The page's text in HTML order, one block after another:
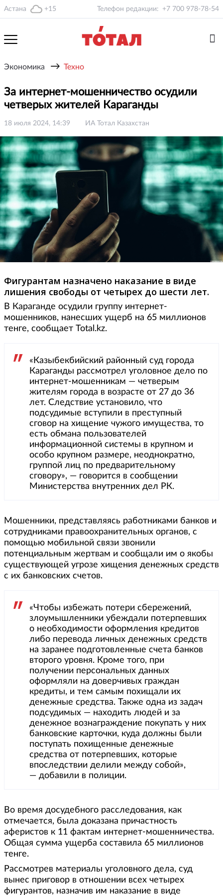
Астана +15 Телефон редакции: +7 700 978-78-54
Экономика → Техно
За интернет-мошенничество осудили
четверых жителей Караганды
18 июля 2024, 14:39 ИА Тотал Казахстан
Фигурантам назначено наказание в виде
лишения свободы от четырех до шести лет.
В Караганде осудили группу интернет-
мошенников, нанесших ущерб на 65 миллионов
тенге, сообщает Total.kz.
«Казыбекбийский районный суд города
Караганды рассмотрел уголовное дело по
интернет-мошенникам — четверым
жителям города в возрасте от 27 до 36
лет. Следствие установило, что
подсудимые вступили в преступный
сговор на хищение чужого имущества, то
есть обмана пользователей
информационной системы в крупном и
особо крупном размере, неоднократно,
группой лиц по предварительному
сговору», — говорится в сообщении
Министерства внутренних дел РК.
Мошенники, представляясь работниками банков и
сотрудниками правоохранительных органов, с
помощью мобильной связи звонили
потенциальным жертвам и сообщали им о якобы
существующей угрозе хищения денежных средств
с их банковских счетов.
«Чтобы избежать потери сбережений,
злоумышленники убеждали потерпевших
о необходимости оформления кредитов
либо перевода личных денежных средств
на заранее подготовленные счета банков
второго уровня. Кроме того, при
получении персональных данных
оформляли на доверчивых граждан
кредиты, и тем самым похищали их
денежные средства. Также одна из задач
подсудимых — находить людей и за
денежное вознаграждение покупать у них
банковские карточки, куда должны были
поступать похищенные денежные
средства от потерпевших, которые
впоследствии делили между собой»,
— добавили в полиции.
Во время досудебного расследования, как
отмечается, была доказана причастность
аферистов к 11 фактам интернет-мошенничества.
Общая сумма ущерба составила 65 миллионов
тенге.
Рассмотрев материалы уголовного дела, суд
вынес приговор в отношении всех четырех
фигурантов, назначив им наказание в виде